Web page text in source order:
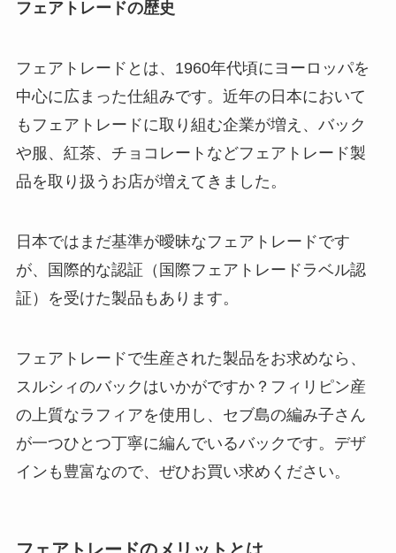
フェアトレードの歴史
フェアトレードとは、1960年代頃にヨーロッパを
中心に広まった仕組みです。近年の日本において
もフェアトレードに取り組む企業が増え、バック
や服、紅茶、チョコレートなどフェアトレード製
品を取り扱うお店が増えてきました。
日本ではまだ基準が曖昧なフェアトレードです
が、国際的な認証（国際フェアトレードラベル認
証）を受けた製品もあります。
フェアトレードで生産された製品をお求めなら、
スルシィのバックはいかがですか？フィリピン産
の上質なラフィアを使用し、セブ島の編み子さん
が一つひとつ丁寧に編んでいるバックです。デザ
インも豊富なので、ぜひお買い求めください。